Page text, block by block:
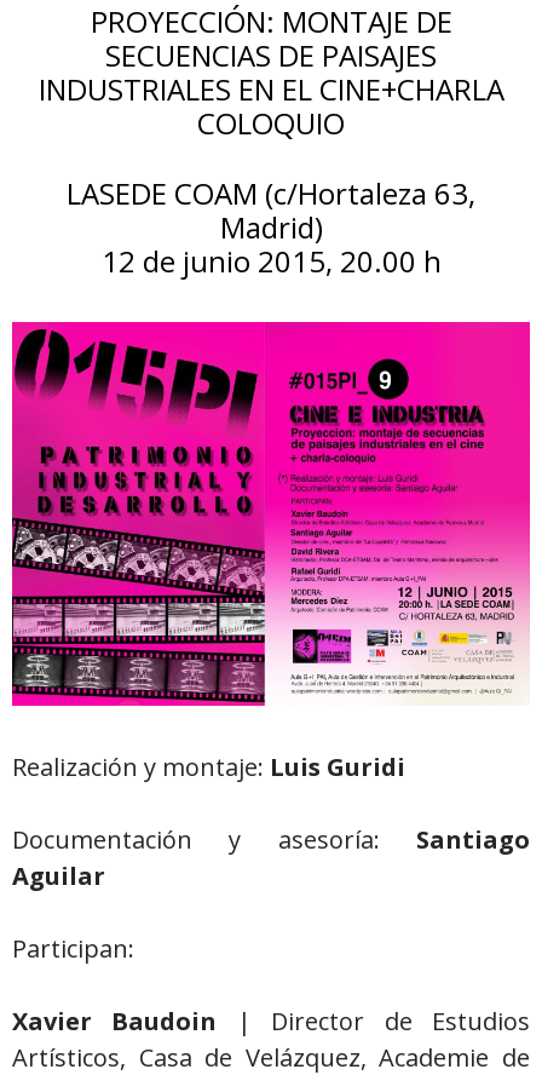
PROYECCIÓN: MONTAJE DE
SECUENCIAS DE PAISAJES
INDUSTRIALES EN EL CINE+CHARLA
COLOQUIO
LASEDE COAM (c/Hortaleza 63,
Madrid)
12 de junio 2015, 20.00 h
Realización y montaje: Luis Guridi
Documentación y asesoría: Santiago
Aguilar
Participan:
Xavier Baudoin | Director de Estudios
Artísticos, Casa de Velázquez, Academie de